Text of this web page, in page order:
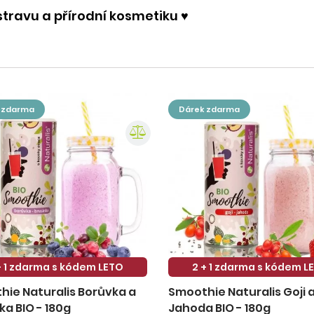
a přírodní kosmetiku ♥️
zdarma
1 zdarma s kódem LETO
Naturalis Borůvka a
BIO - 180g
dárek zdarma
2 + 1 zdarma s kódem
Smoothie Naturalis Goji
Jahoda BIO - 180g